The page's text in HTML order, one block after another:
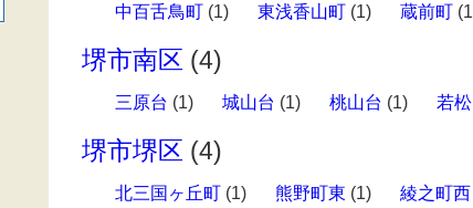
中百舌鳥町 (1) 東浅香山町 (1) 蔵前町
堺市南区 (4)
三原台 (1) 城山台 (1) 桃山台 (1) 若
堺市堺区 (4)
北三国ヶ丘町 (1) 熊野町東 (1) 綾之町西